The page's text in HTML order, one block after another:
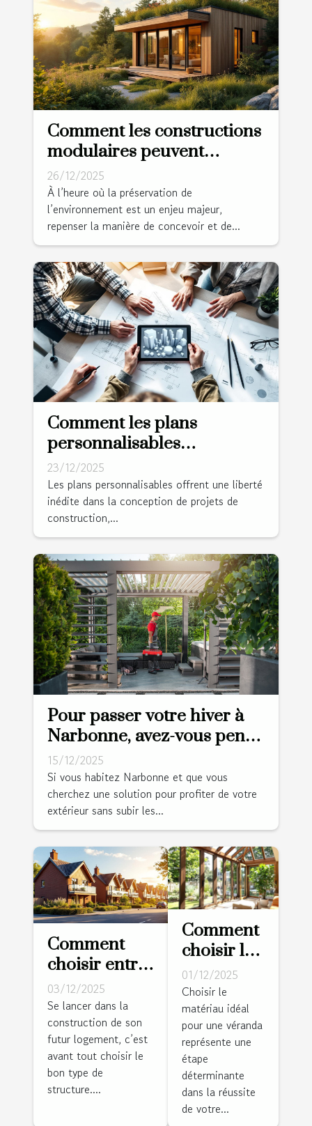
Comment les constructions
modulaires peuvent
révolutionner l'habitat
durable ?
26/12/2025
À l’heure où la préservation de
l’environnement est un enjeu majeur,
repenser la manière de concevoir et de...
Comment les plans
personnalisables
transforment-ils votre
projet de construction ?
23/12/2025
Les plans personnalisables offrent une liberté
inédite dans la conception de projets de
construction,...
Pour passer votre hiver à
Narbonne, avez-vous pensé
à la pergola bioclimatique ?
15/12/2025
Si vous habitez Narbonne et que vous
cherchez une solution pour profiter de votre
extérieur sans subir les...
Comment
choisir entre
maison
traditionnelle
et maison
ossature bois
?
03/12/2025
Se lancer dans la
construction de son
futur logement, c’est
avant tout choisir le
bon type de
structure....
Comment
choisir le
bon
matériau
pour votre
véranda ?
01/12/2025
Choisir le
matériau idéal
pour une véranda
représente une
étape
déterminante
dans la réussite
de votre...